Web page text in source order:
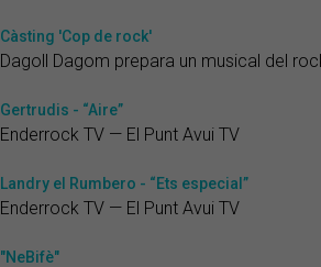
Càsting 'Cop de rock'
Dagoll Dagom prepara un musical del
Gertrudis - “Aire”
Enderrock TV — El Punt Avui TV
Landry el Rumbero - “Ets especial”
Enderrock TV — El Punt Avui TV
"NeBifè"